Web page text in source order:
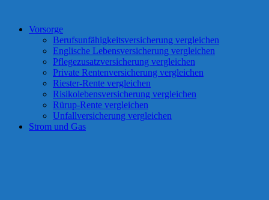
Vorsorge
Berufsunfähigkeitsversicherung vergleichen
Englische Lebensversicherung vergleichen
Pflegezusatzversicherung vergleichen
Private Rentenversicherung vergleichen
Riester-Rente vergleichen
Risikolebensversicherung vergleichen
Rürup-Rente vergleichen
Unfallversicherung vergleichen
Strom und Gas